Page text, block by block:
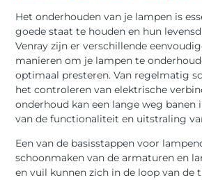
Het onderhouden van je lampen is
goede staat te houden en hun
Venray zijn er verschillende
manieren om je lampen te
optimaal presteren. Van regelmatig
het controleren van elektrische
onderhoud kan een lange weg banen
van de functionaliteit en uitstraling
Een van de basisstappen voor
schoonmaken van de armaturen en
en vuil kunnen zich in de loop van de